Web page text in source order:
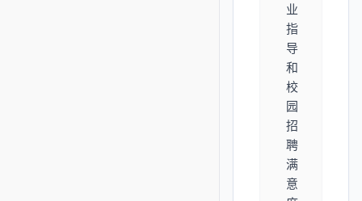
业
指
导
和
校
园
招
聘
满
意